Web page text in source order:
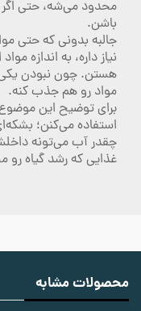
محدود می‌شه، حتی اگر
باشن.
جالبه بدونی که حتی
نیاز داره، به اندازه
هستن. چون نبودن یکی
مواد رو هم جذب کنه.
برای توضیح این
استفاده می‌کنن؛
چقدر آب می‌تونه
غذایی که رشد گیاه رو
محصولات مشابه